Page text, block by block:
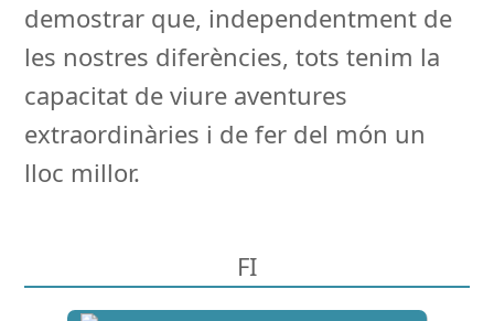
demostrar que, independentment de
les nostres diferències, tots tenim la
capacitat de viure aventures
extraordinàries i de fer del món un
lloc millor.
FI